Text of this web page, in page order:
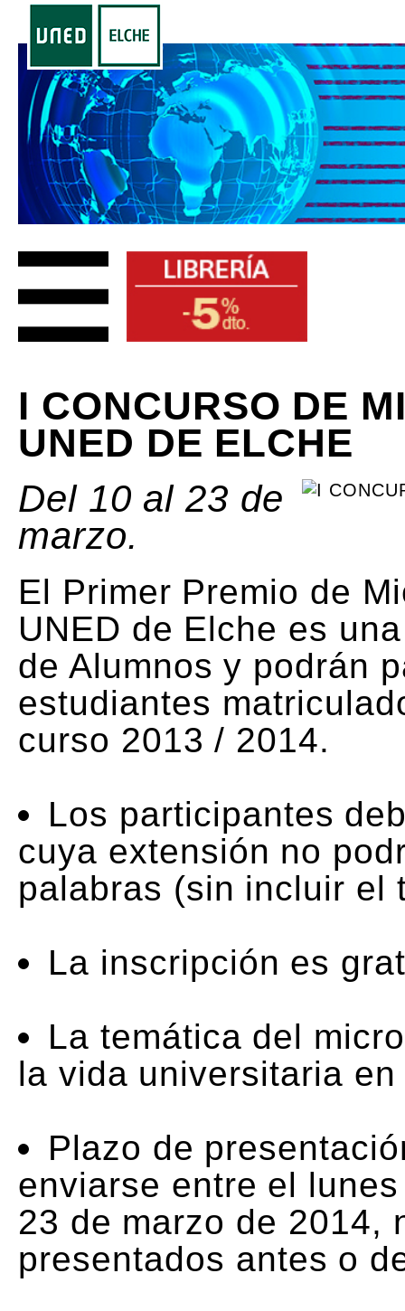
I CONCURSO DE
UNED DE ELCHE
Del 10 al 23 de
marzo.
El Primer Premio de
UNED de Elche es
de Alumnos y podrán
estudiantes
curso 2013 / 2014.
Los participantes
cuya extensión no
palabras (sin incluir el
La inscripción es
La temática del
la vida universitaria
Plazo de
enviarse entre el
23 de marzo de 2014,
presentados antes o